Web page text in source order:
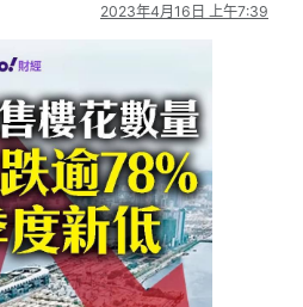
2023年4月16日 上午7:39